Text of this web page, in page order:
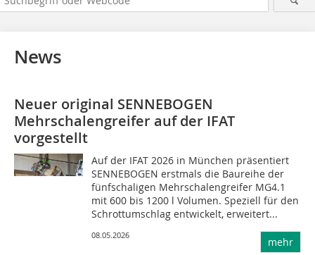
News
Neuer original SENNEBOGEN
Mehrschalengreifer auf der IFAT
vorgestellt
Auf der IFAT 2026 in München präsentiert
SENNEBOGEN erstmals die Baureihe der
fünfschaligen Mehrschalengreifer MG4.1
mit 600 bis 1200 l Volumen. Speziell für den
Schrottumschlag entwickelt, erweitert...
08.05.2026
mehr